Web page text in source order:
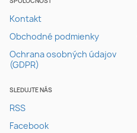
Kontakt
Obchodné podmienky
Ochrana osobných údajov
(GDPR)
SLEDUJTE NÁS
RSS
Facebook